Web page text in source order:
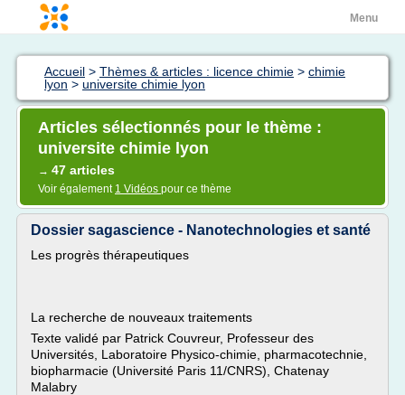
Menu
Accueil > Thèmes & articles : licence chimie > chimie
lyon > universite chimie lyon
Articles sélectionnés pour le thème :
universite chimie lyon
→ 47 articles
Voir également 1 Vidéos pour ce thème
Dossier sagascience - Nanotechnologies et santé
Les progrès thérapeutiques
La recherche de nouveaux traitements
Texte validé par Patrick Couvreur, Professeur des
Universités, Laboratoire Physico-chimie, pharmacotechnie,
biopharmacie (Université Paris 11/CNRS), Chatenay
Malabry